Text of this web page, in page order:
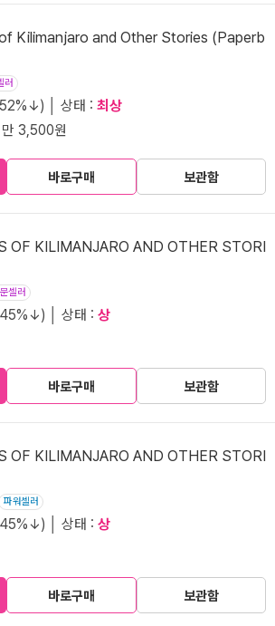
Kilimanjaro and Other Stories (Paperb
러
│ 상태 : 최상
3,500원
바로구매 보관함
OF KILIMANJARO AND OTHER STORI
셀러
│ 상태 : 상
바로구매 보관함
OF KILIMANJARO AND OTHER STORI
파워셀러
│ 상태 : 상
바로구매 보관함